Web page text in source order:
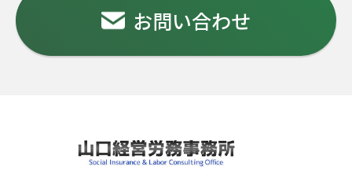
お問い合わせ